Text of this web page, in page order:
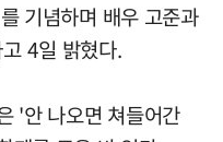
기념하며 배우 고준과
4일 밝혔다.
'안 나오면 쳐들어간